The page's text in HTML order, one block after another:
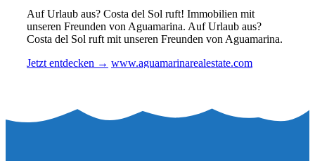
Auf Urlaub aus? Costa del Sol ruft! Immobilien mit
unseren Freunden von Aguamarina. Auf Urlaub aus?
Costa del Sol ruft mit unseren Freunden von Aguamarina.
Jetzt entdecken → www.aguamarinarealestate.com